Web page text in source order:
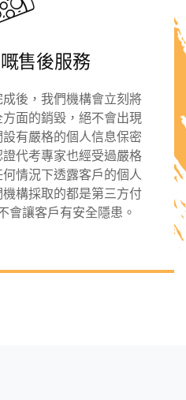
售後服務
後，我們機構會立刻將
面的銷毀，絕不會出現
有嚴格的個人信息保密
代考專家也經受過嚴格
情況下透露客戶的個人
構採取的都是第三方付
會讓客戶有安全隱患。